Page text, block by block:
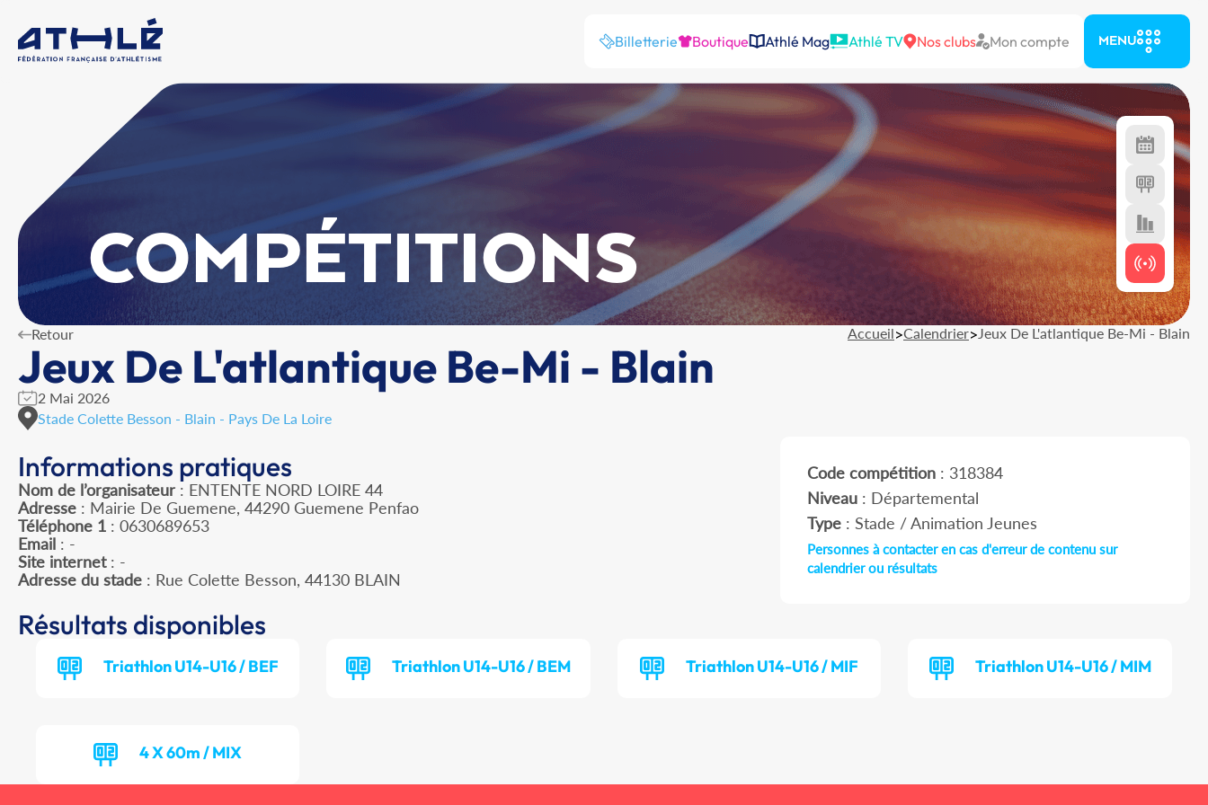
Billetterie Boutique Athlé Mag Athlé TV Nos clubs Mon compte MENU
COMPÉTITIONS
Retour Accueil>Calendrier>Jeux De L'atlantique Be-Mi - Blain
Jeux De L'atlantique Be-Mi - Blain
2 Mai 2026
Stade Colette Besson - Blain - Pays De La Loire
Informations pratiques
Nom de l’organisateur : ENTENTE NORD LOIRE 44
Adresse : Mairie De Guemene, 44290 Guemene Penfao
Téléphone 1 : 0630689653
Email : -
Site internet: -
Adresse du stade : Rue Colette Besson, 44130 BLAIN
Code compétition: 318384
Niveau: Départemental
Type: Stade / Animation Jeunes
Personnes à contacter en cas d'erreur de contenu sur
calendrier ou résultats
Résultats disponibles
Triathlon U14-U16 / BEF Triathlon U14-U16 / BEM Triathlon U14-U16 / MIF Triathlon U14-U16 / MIM
4 X 60m / MIX